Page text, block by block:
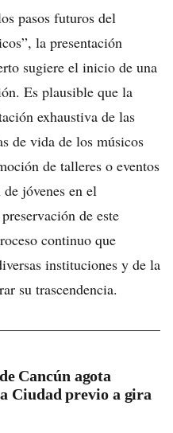
pasos futuros del
la presentación
sugiere el inicio de una
Es plausible que la
exhaustiva de las
de vida de los músicos
de talleres o eventos
jóvenes en el
de este
continuo que
instituciones y de la
su trascendencia.
Cancún agota
Ciudad previo a gira